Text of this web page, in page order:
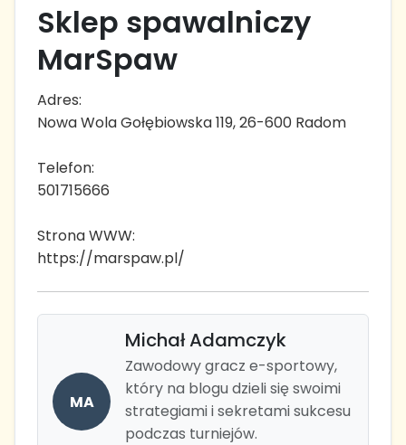
Sklep spawalniczy
MarSpaw
Adres:
Nowa Wola Gołębiowska 119, 26-600 Radom
Telefon:
501715666
Strona WWW:
https://marspaw.pl/
MA
Michał Adamczyk
Zawodowy gracz e-sportowy,
który na blogu dzieli się swoimi
strategiami i sekretami sukcesu
podczas turniejów.